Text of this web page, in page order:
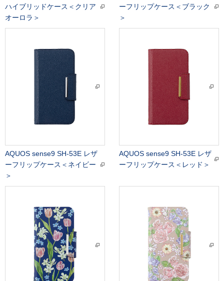
ハイブリッドケース＜クリア
オーロラ＞
ーフリップケース＜ブラック
＞
AQUOS sense9 SH-53E レザ
ーフリップケース＜ネイビー
＞
AQUOS sense9 SH-53E レザ
ーフリップケース＜レッド＞